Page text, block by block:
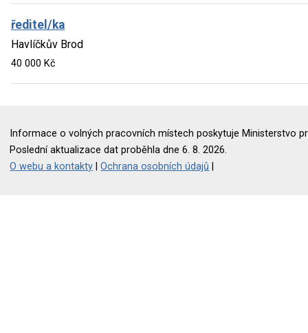
ředitel/ka
Havlíčkův Brod
40 000 Kč
Informace o volných pracovních místech poskytuje Ministerstvo
Poslední aktualizace dat proběhla dne 6. 8. 2026.
O webu a kontakty |Ochrana osobních údajů